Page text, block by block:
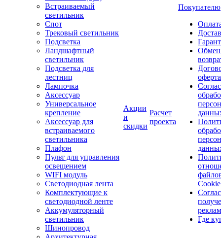
Встраиваемый
светильник
Спот
Трековый светильник
Подсветка
Ландшафтный
светильник
Подсветка для
лестниц
Лампочка
Аксессуар
Универсальное
крепление
Аксессуар для
встраиваемого
светильника
Плафон
Пульт для управления
освещением
WIFI модуль
Светодиодная лента
Комплектующие к
светодиодной ленте
Аккумуляторный
светильник
Шинопровод
Акции
и
скидки
Расчет
проекта
Покупателю
оферта
Cookie
Где